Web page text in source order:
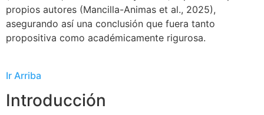
propios autores (Mancilla-Animas et al., 2025),
asegurando así una conclusión que fuera tanto
propositiva como académicamente rigurosa.
Ir Arriba
Introducción